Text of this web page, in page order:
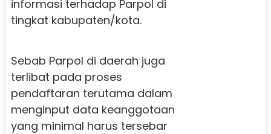
informasi terhadap Parpol di
tingkat kabupaten/kota.
Sebab Parpol di daerah juga
terlibat pada proses
pendaftaran terutama dalam
menginput data keanggotaan
yang minimal harus tersebar